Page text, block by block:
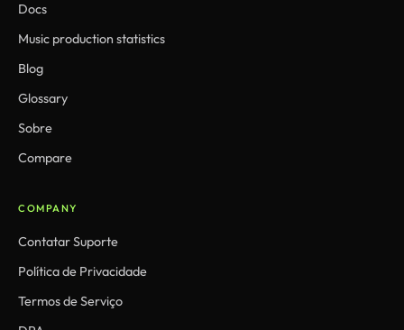
Docs
Music production statistics
Blog
Glossary
Sobre
Compare
COMPANY
Contatar Suporte
Política de Privacidade
Termos de Serviço